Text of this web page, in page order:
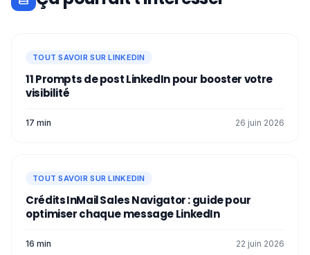
TOUT SAVOIR SUR LINKEDIN
11 Prompts de post LinkedIn pour booster votre
visibilité
17 min 26 juin 2026
TOUT SAVOIR SUR LINKEDIN
Crédits InMail Sales Navigator : guide pour
optimiser chaque message LinkedIn
16 min 22 juin 2026